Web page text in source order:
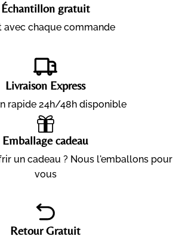
Échantillon gratuit
avec chaque commande
Livraison Express
rapide 24h/48h disponible
Emballage cadeau
un cadeau ? Nous l'emballons pour
vous
Retour Gratuit